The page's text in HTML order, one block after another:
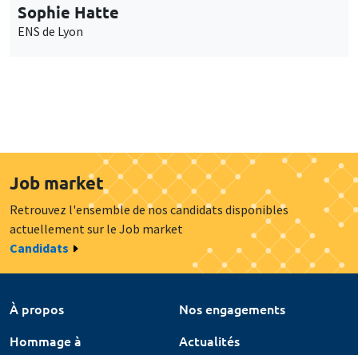
Sophie Hatte
ENS de Lyon
Job market
Retrouvez l'ensemble de nos candidats disponibles
actuellement sur le Job market
Candidats
À propos
Nos engagements
Hommage à
Actualités